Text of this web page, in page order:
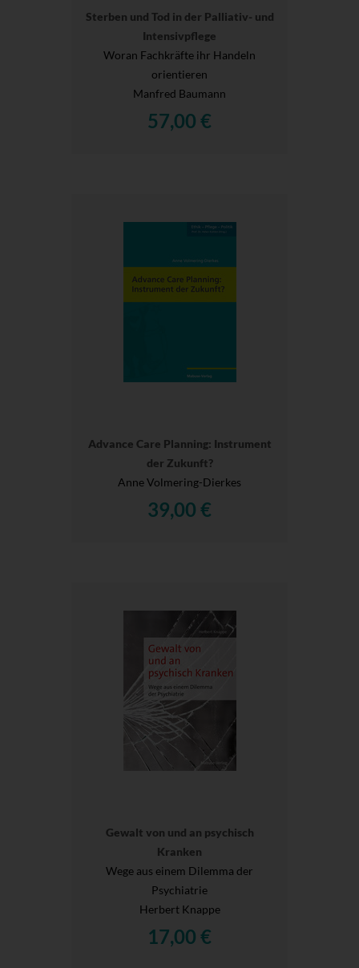
Sterben und Tod in der Palliativ- und
Intensivpflege
Woran Fachkräfte ihr Handeln
orientieren
Manfred Baumann
57,00 €
Advance Care Planning: Instrument
der Zukunft?
Anne Volmering-Dierkes
39,00 €
Gewalt von und an psychisch
Kranken
Wege aus einem Dilemma der
Psychiatrie
Herbert Knappe
17,00 €